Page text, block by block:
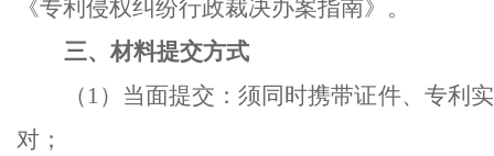
《专利侵权纠纷行政裁决办案指南》。
三、材料提交方式
（ 1）当面提交：须同时携带证件、专利
对；